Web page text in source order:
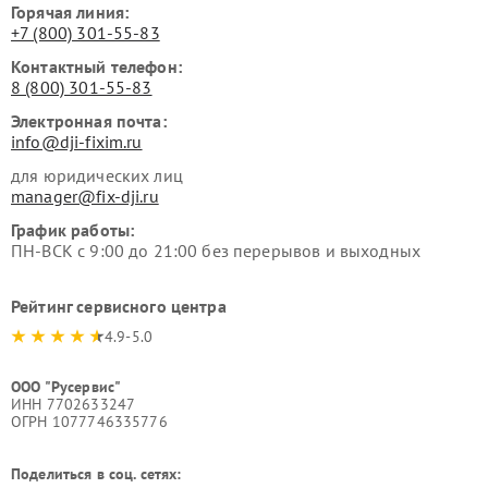
Горячая линия:
+7 (800) 301-55-83
Контактный телефон:
8 (800) 301-55-83
Электронная почта:
info@dji-fixim.ru
для юридических лиц
manager@fix-dji.ru
График работы:
ПН-ВСК с 9:00 до 21:00 без перерывов и выходных
Рейтинг сервисного центра
4.9-5.0
ООО "Русервис"
ИНН 7702633247
ОГРН 1077746335776
Поделиться в соц. сетях: